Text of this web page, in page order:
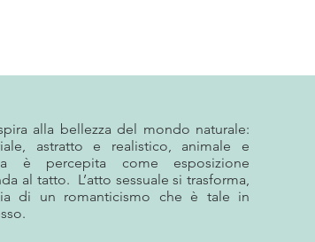
alla bellezza del mondo naturale:
astratto e realistico, animale e
è percepita come esposizione
al tatto. L’atto sessuale si trasforma,
di un romanticismo che è tale in